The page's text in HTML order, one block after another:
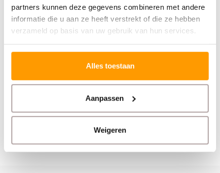
partners kunnen deze gegevens combineren met andere
informatie die u aan ze heeft verstrekt of die ze hebben
verzameld op basis van uw gebruik van hun services.
Alles toestaan
Aanpassen
Weigeren
Rekfolie dispenser -
CHR-23 -
verchroomd
€45,00
Witte stretchfolie
(50cm X 300 meter X
23µ)
€18,00